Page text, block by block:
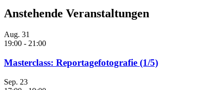
Anstehende Veranstaltungen
Aug. 31
19:00 - 21:00
Masterclass: Reportagefotografie (1/5)
Sep. 23